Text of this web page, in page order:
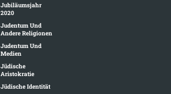
Jubiläumsjahr
2020
Judentum Und
Andere Religionen
Judentum Und
Medien
Jüdische
Aristokratie
Jüdische Identität